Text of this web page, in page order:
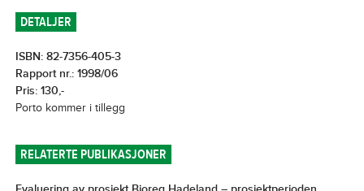
DETALJER
ISBN: 82-7356-405-3
Rapport nr.: 1998/06
Pris: 130,-
Porto kommer i tillegg
RELATERTE PUBLIKASJONER